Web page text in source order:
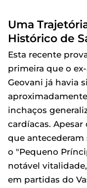
Uma
Histórico de
Esta recente
primeira que o
Geovani já havia
inchaços
cardíacas. Apesar
que antecederam
o "Pequeno
notável
em partidas do